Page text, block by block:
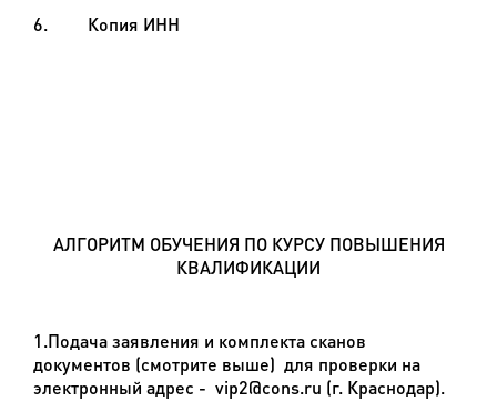
6. Копия ИНН
АЛГОРИТМ ОБУЧЕНИЯ ПО КУРСУ ПОВЫШЕНИЯ
КВАЛИФИКАЦИИ
1.Подача заявления и комплекта сканов
документов (смотрите выше) для проверки на
электронный адрес - vip2@cons.ru (г. Краснодар).